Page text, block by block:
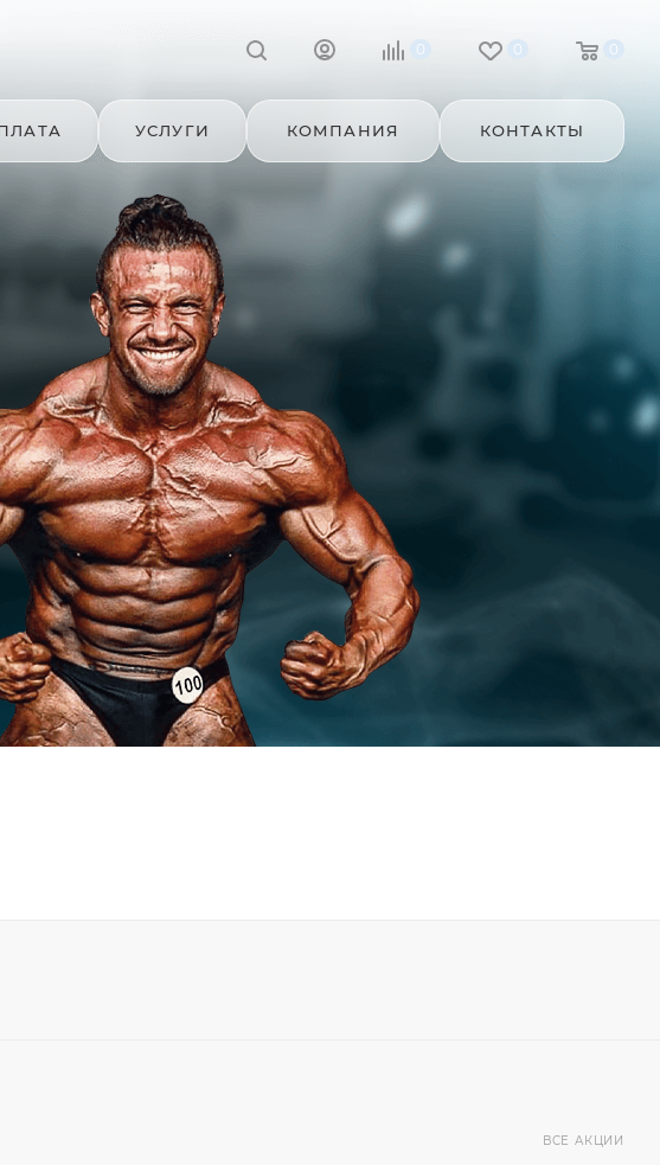
0 0 0
УСЛУГИ КОМПАНИЯ КОНТАКТЫ
ВСЕ АКЦИИ